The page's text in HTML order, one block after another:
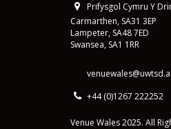
Prifysgol Cymru Y
Carmarthen, SA31 3EP
Lampeter, SA48 7ED
Swansea, SA1 1RR
+44 (0)1267 222252
Venue Wales 2025. All